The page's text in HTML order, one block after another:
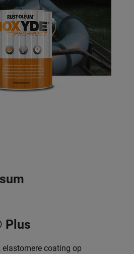
Plus
elastomere coating op